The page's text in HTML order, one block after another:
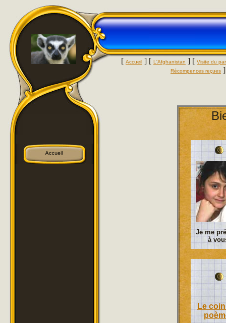
[ Accueil ] [ L'Afghanistan ] [ Visite du
Récompences reçues
Je me
à
Le